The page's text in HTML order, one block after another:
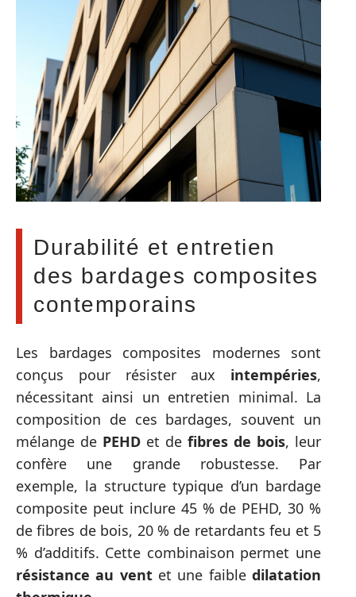
Durabilité et entretien
des bardages composites
contemporains
Les bardages composites modernes sont
conçus pour résister aux intempéries,
nécessitant ainsi un entretien minimal. La
composition de ces bardages, souvent un
mélange de PEHD et de fibres de bois, leur
confère une grande robustesse. Par
exemple, la structure typique d’un bardage
composite peut inclure 45 % de PEHD, 30 %
de fibres de bois, 20 % de retardants feu et 5
% d’additifs. Cette combinaison permet une
résistance au ventet une faibledilatation